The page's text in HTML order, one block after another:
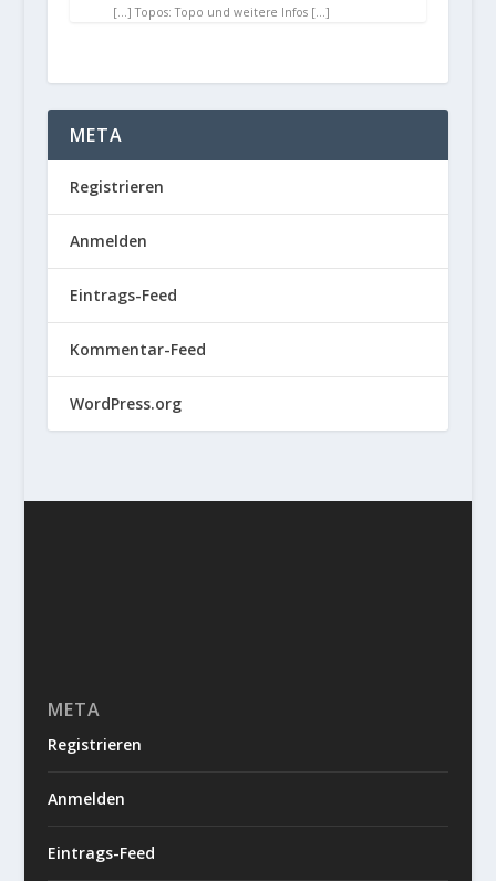
[…] Topos: Topo und weitere Infos […]
META
Registrieren
Anmelden
Eintrags-Feed
Kommentar-Feed
WordPress.org
META
Registrieren
Anmelden
Eintrags-Feed